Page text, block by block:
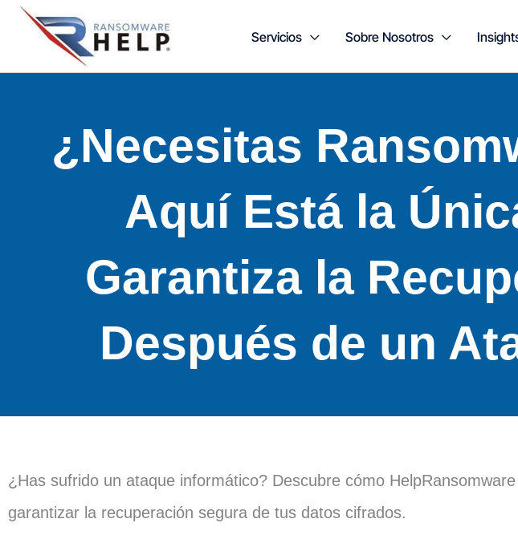
Servicios Sobre Nosotros
¿Necesitas
Aquí Está la
Garantiza la
Después de un
¿Has sufrido un ataque informático? Descubre cómo
garantizar la recuperación segura de tus datos cifrados.